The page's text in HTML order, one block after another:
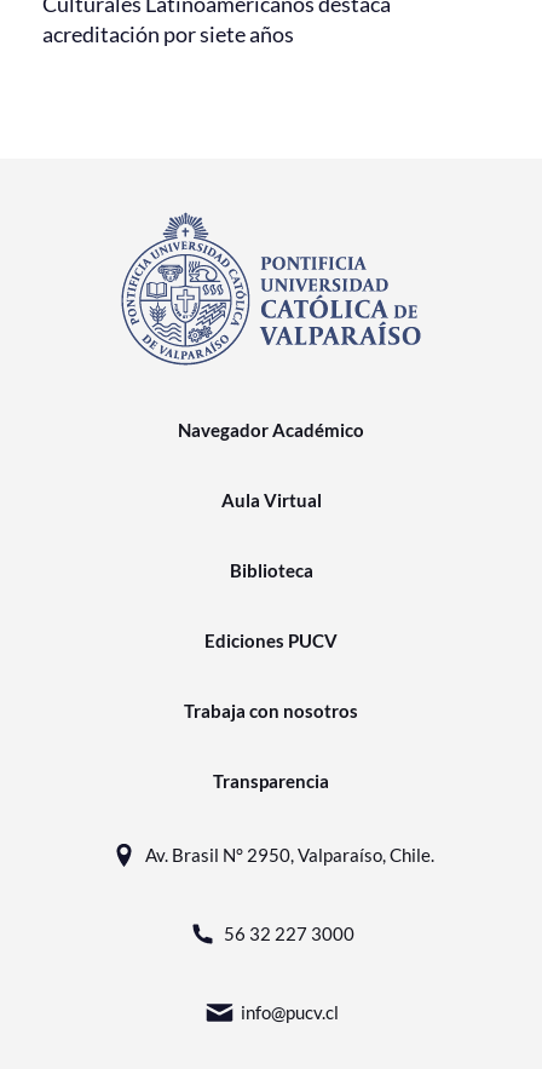
acreditación por siete años
Navegador Académico
Aula Virtual
Biblioteca
Ediciones PUCV
Trabaja con nosotros
Transparencia
Av. Brasil N° 2950, Valparaíso, Chile.
56 32 227 3000
info@pucv.cl